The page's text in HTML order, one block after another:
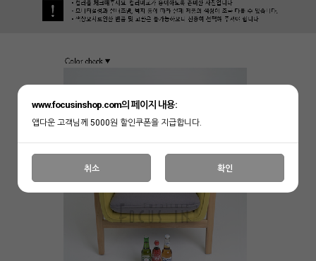
www.focusinshop.com의 페이지 내용:
앱다운 고객님께 5000원 할인쿠폰을 지급합니다.
취소 확인